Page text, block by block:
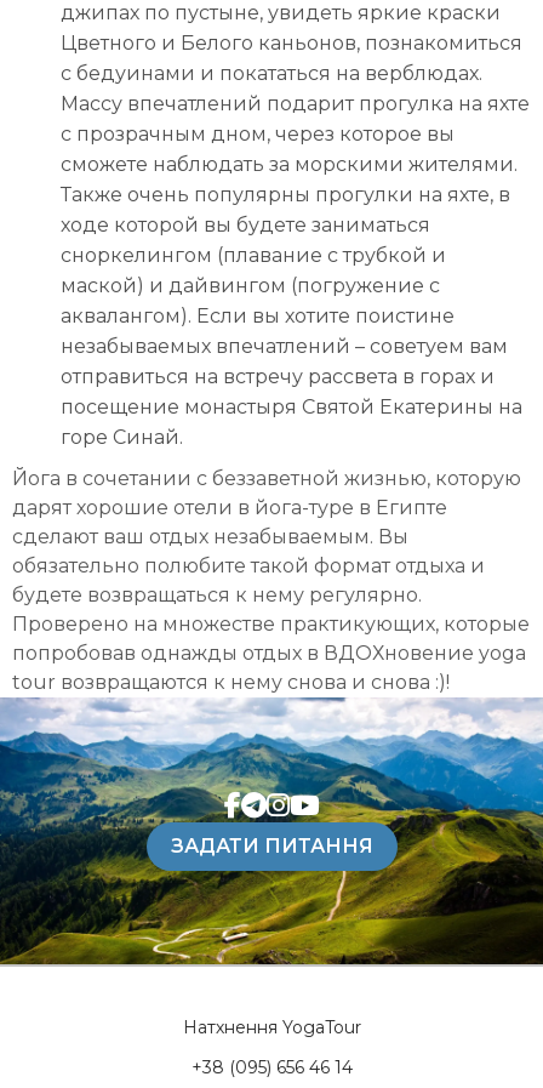
джипах по пустыне, увидеть яркие краски
Цветного и Белого каньонов, познакомиться
с бедуинами и покататься на верблюдах.
Массу впечатлений подарит прогулка на яхте
с прозрачным дном, через которое вы
сможете наблюдать за морскими жителями.
Также очень популярны прогулки на яхте, в
ходе которой вы будете заниматься
сноркелингом (плавание с трубкой и
маской) и дайвингом (погружение с
аквалангом). Если вы хотите поистине
незабываемых впечатлений – советуем вам
отправиться на встречу рассвета в горах и
посещение монастыря Святой Екатерины на
горе Синай.
Йога в сочетании с беззаветной жизнью, которую
дарят хорошие отели в йога-туре в Египте
сделают ваш отдых незабываемым. Вы
обязательно полюбите такой формат отдыха и
будете возвращаться к нему регулярно.
Проверено на множестве практикующих, которые
попробовав однажды отдых в ВДОХновение yoga
tour возвращаются к нему снова и снова :)!
ЗАДАТИ ПИТАННЯ
Натхнення YogaTour
+38 (095) 656 46 14